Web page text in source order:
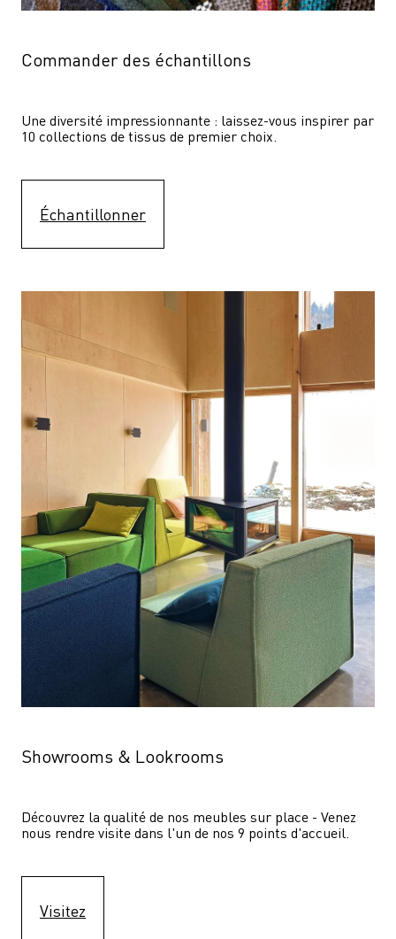
Commander des échantillons
Une diversité impressionnante : laissez-vous inspirer par
10 collections de tissus de premier choix.
Échantillonner
Showrooms & Lookrooms
Découvrez la qualité de nos meubles sur place - Venez
nous rendre visite dans l'un de nos 9 points d'accueil.
Visitez